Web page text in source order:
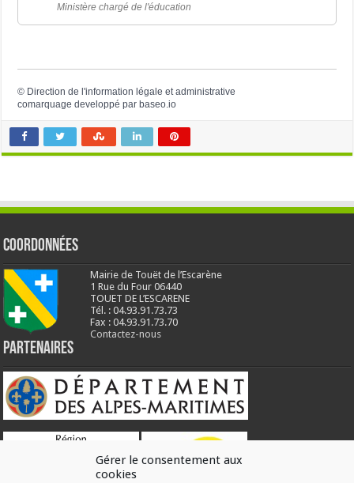
Gérer le consentement aux
cookies
Ministère chargé de l'éducation
© Direction de l'information légale et administrative
comarquage developpé parbaseo.io
Coordonnées
Mairie de Touët de l’Escarène
1 Rue du Four 06440
TOUET DE L’ESCARENE
Tél. : 04.93.91.73.73
Fax : 04.93.91.73.70
Contactez-nous
Partenaires